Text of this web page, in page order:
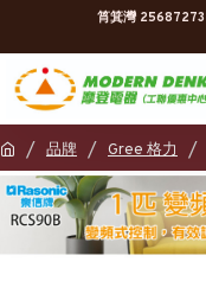
筲箕灣
品牌 Gree 格力